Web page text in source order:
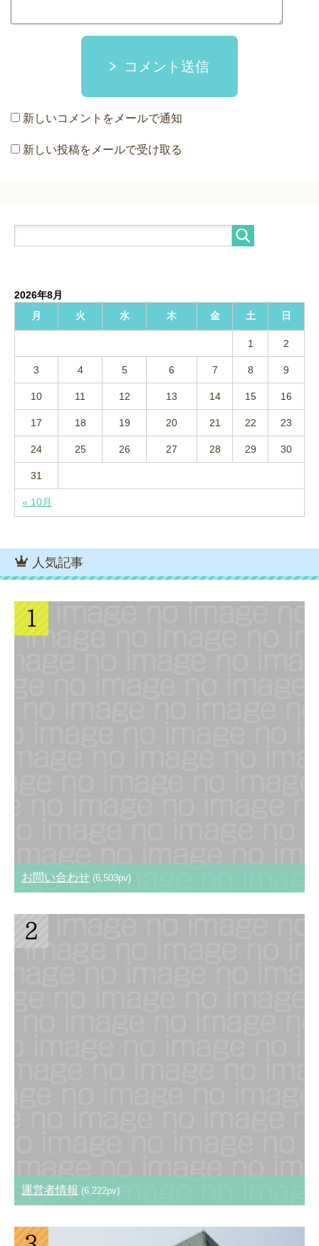
コメント送信
新しいコメントをメールで通知
新しい投稿をメールで受け取る
2026年8月
月
火 水 木 金 土 日
« 10月
1 2
3 4 5 6 7 8 9
10 11 12 13 14 15 16
17 18 19 20 21 22 23
24 25 26 27 28 29 30
31
人気記事
お問い合わせ (6,503pv)
運営者情報 (6,222pv)